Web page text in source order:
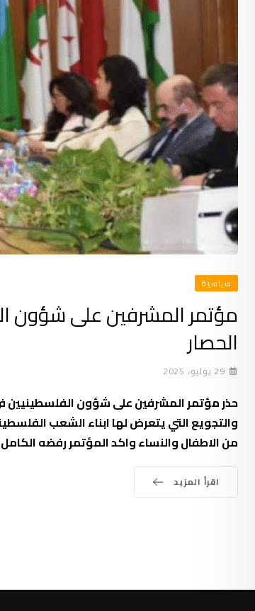
سياسية
مؤتمر المشرفين على شؤون
الحصار
29 يوليو، 2025
حذر مؤتمر المشرفين على شؤون الفلسطينيين في
والتجويع التي يتعرض لها ابناء الشعب
من الاطفال والنساء واكد المؤتمر رفضه
اقرأ المزيد